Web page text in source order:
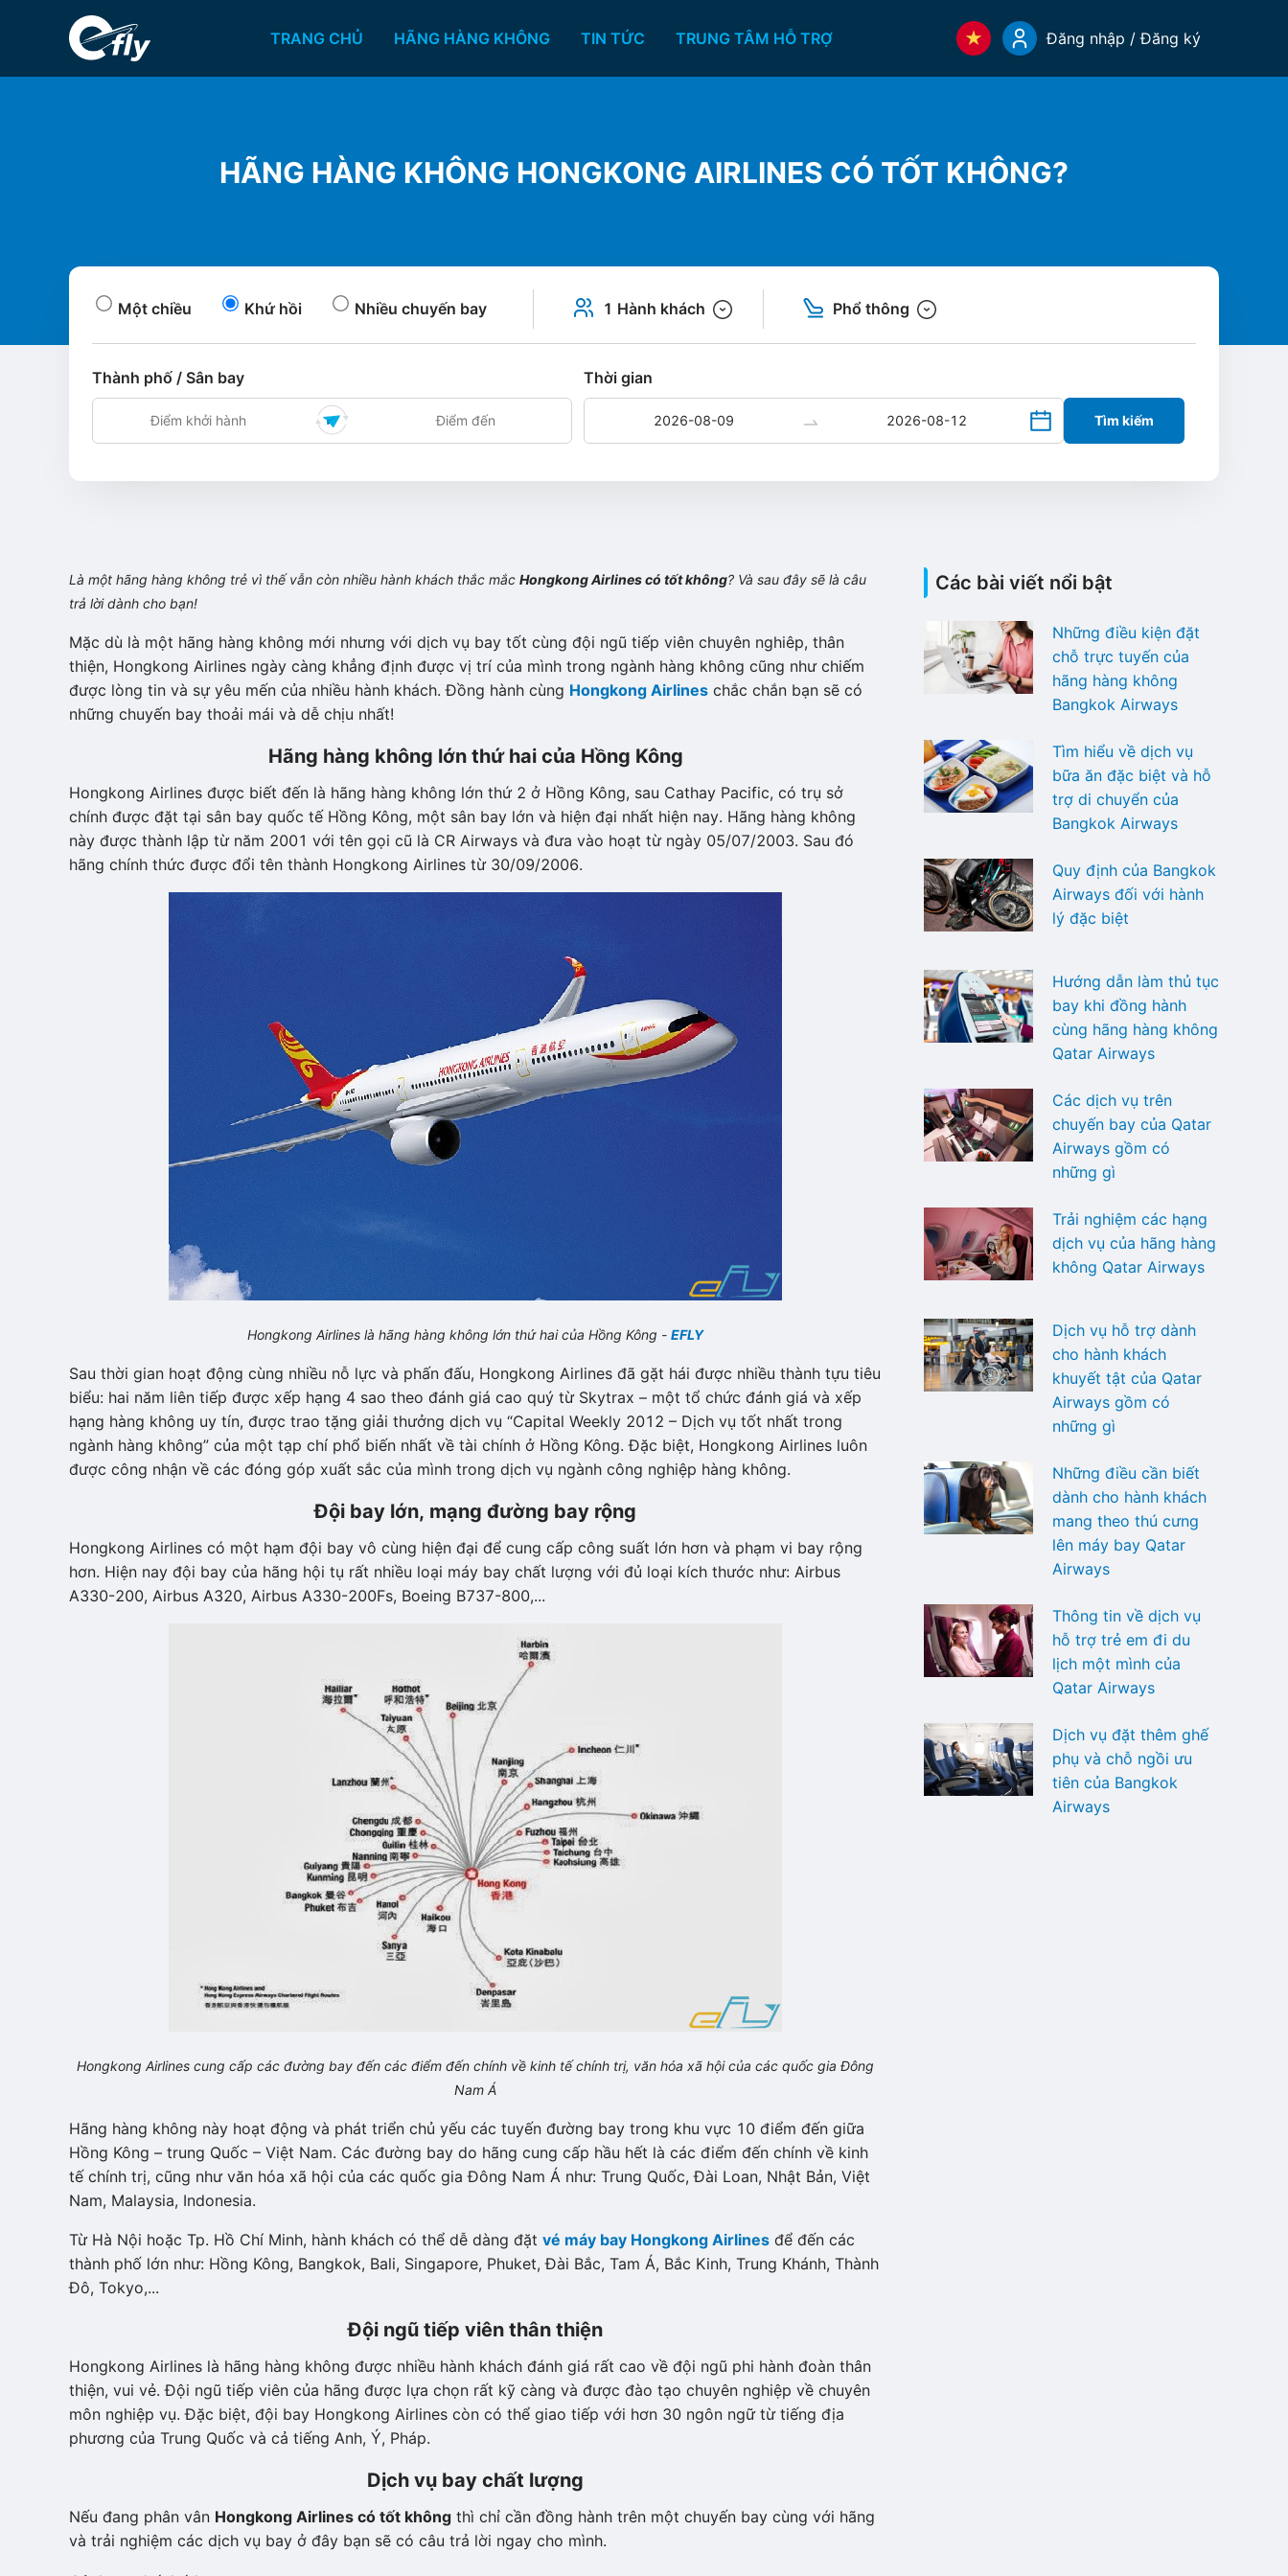
TRANG CHỦ HÃNG HÀNG KHÔNG TIN TỨC TRUNG TÂM HỖ TRỢ Đăng nhập / Đăng ký
HÃNG HÀNG KHÔNG HONGKONG AIRLINES CÓ TỐT KHÔNG?
Một chiều Khứ hồi Nhiều chuyến bay 1 Hành khách Phổ thông
Thành phố / Sân bay Thời gian
Tìm kiếm
Là một hãng hàng không trẻ vì thế vẫn còn nhiều hành khách thắc mắc Hongkong Airlines có tốt không? Và sau đây sẽ là câu
trả lời dành cho bạn!
Mặc dù là một hãng hàng không mới nhưng với dịch vụ bay tốt cùng đội ngũ tiếp viên chuyên nghiêp, thân
thiện, Hongkong Airlines ngày càng khẳng định được vị trí của mình trong ngành hàng không cũng như chiếm
được lòng tin và sự yêu mến của nhiều hành khách. Đồng hành cùng Hongkong Airlines chắc chắn bạn sẽ có
những chuyến bay thoải mái và dễ chịu nhất!
Hãng hàng không lớn thứ hai của Hồng Kông
Hongkong Airlines được biết đến là hãng hàng không lớn thứ 2 ở Hồng Kông, sau Cathay Pacific, có trụ sở
chính được đặt tại sân bay quốc tế Hồng Kông, một sân bay lớn và hiện đại nhất hiện nay. Hãng hàng không
này được thành lập từ năm 2001 với tên gọi cũ là CR Airways và đưa vào hoạt từ ngày 05/07/2003. Sau đó
hãng chính thức được đổi tên thành Hongkong Airlines từ 30/09/2006.
Hongkong Airlines là hãng hàng không lớn thứ hai của Hồng Kông - EFLY
Sau thời gian hoạt động cùng nhiều nỗ lực và phấn đấu, Hongkong Airlines đã gặt hái được nhiều thành tựu tiêu
biểu: hai năm liên tiếp được xếp hạng 4 sao theo đánh giá cao quý từ Skytrax – một tổ chức đánh giá và xếp
hạng hàng không uy tín, được trao tặng giải thưởng dịch vụ “Capital Weekly 2012 – Dịch vụ tốt nhất trong
ngành hàng không” của một tạp chí phổ biến nhất về tài chính ở Hồng Kông. Đặc biệt, Hongkong Airlines luôn
được công nhận về các đóng góp xuất sắc của mình trong dịch vụ ngành công nghiệp hàng không.
Đội bay lớn, mạng đường bay rộng
Hongkong Airlines có một hạm đội bay vô cùng hiện đại để cung cấp công suất lớn hơn và phạm vi bay rộng
hơn. Hiện nay đội bay của hãng hội tụ rất nhiều loại máy bay chất lượng với đủ loại kích thước như: Airbus
A330-200, Airbus A320, Airbus A330-200Fs, Boeing B737-800,...
Hongkong Airlines cung cấp các đường bay đến các điểm đến chính về kinh tế chính trị, văn hóa xã hội của các quốc gia Đông
Nam Á
Hãng hàng không này hoạt động và phát triển chủ yếu các tuyến đường bay trong khu vực 10 điểm đến giữa
Hồng Kông – trung Quốc – Việt Nam. Các đường bay do hãng cung cấp hầu hết là các điểm đến chính về kinh
tế chính trị, cũng như văn hóa xã hội của các quốc gia Đông Nam Á như: Trung Quốc, Đài Loan, Nhật Bản, Việt
Nam, Malaysia, Indonesia.
Từ Hà Nội hoặc Tp. Hồ Chí Minh, hành khách có thể dễ dàng đặt vé máy bay Hongkong Airlines để đến các
thành phố lớn như: Hồng Kông, Bangkok, Bali, Singapore, Phuket, Đài Bắc, Tam Á, Bắc Kinh, Trung Khánh, Thành
Đô, Tokyo,...
Đội ngũ tiếp viên thân thiện
Hongkong Airlines là hãng hàng không được nhiều hành khách đánh giá rất cao về đội ngũ phi hành đoàn thân
thiện, vui vẻ. Đội ngũ tiếp viên của hãng được lựa chọn rất kỹ càng và được đào tạo chuyên nghiệp về chuyên
môn nghiệp vụ. Đặc biệt, đội bay Hongkong Airlines còn có thể giao tiếp với hơn 30 ngôn ngữ từ tiếng địa
phương của Trung Quốc và cả tiếng Anh, Ý, Pháp.
Dịch vụ bay chất lượng
Nếu đang phân vân Hongkong Airlines có tốt không thì chỉ cần đồng hành trên một chuyến bay cùng với hãng
và trải nghiệm các dịch vụ bay ở đây bạn sẽ có câu trả lời ngay cho mình.
Các bài viết nổi bật
Những điều kiện đặt
chỗ trực tuyến của
hãng hàng không
Bangkok Airways
Tìm hiểu về dịch vụ
bữa ăn đặc biệt và hỗ
trợ di chuyển của
Bangkok Airways
Quy định của Bangkok
Airways đối với hành
lý đặc biệt
Hướng dẫn làm thủ tục
bay khi đồng hành
cùng hãng hàng không
Qatar Airways
Các dịch vụ trên
chuyến bay của Qatar
Airways gồm có
những gì
Trải nghiệm các hạng
dịch vụ của hãng hàng
không Qatar Airways
Dịch vụ hỗ trợ dành
cho hành khách
khuyết tật của Qatar
Airways gồm có
những gì
Những điều cần biết
dành cho hành khách
mang theo thú cưng
lên máy bay Qatar
Airways
Thông tin về dịch vụ
hỗ trợ trẻ em đi du
lịch một mình của
Qatar Airways
Dịch vụ đặt thêm ghế
phụ và chỗ ngồi ưu
tiên của Bangkok
Airways